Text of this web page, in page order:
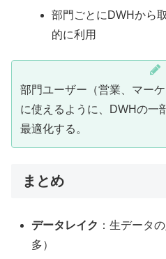
部門ごとにDWHから
的に利用
部門ユーザー（営業、マー
に使えるように、DWHの一
最適化する。
まとめ
データレイク ：生データ
多）